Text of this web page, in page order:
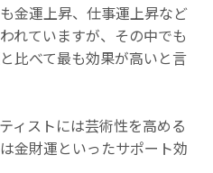
金運上昇、仕事運上昇など
れていますが、その中でも
比べて最も効果が高いと言
ィストには芸術性を高める
金財運といったサポート効